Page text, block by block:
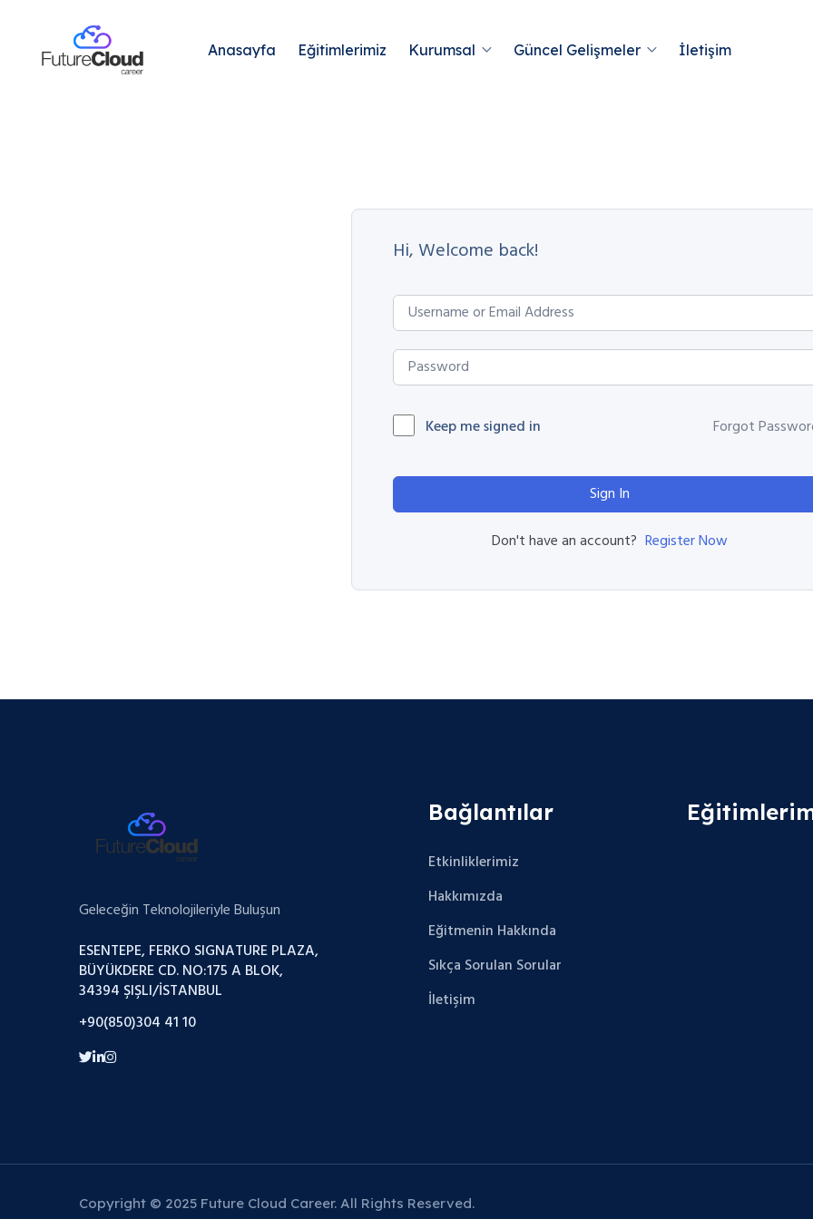
Anasayfa Eğitimlerimiz Kurumsal Güncel Gelişmeler İletişim
Hi, Welcome back!
Keep me signed in Forgot
Sign In
Don't have an account? Register Now
Geleceğin Teknolojileriyle Buluşun
ESENTEPE, FERKO SIGNATURE PLAZA,
BÜYÜKDERE CD. NO:175 A BLOK,
34394 ŞIŞLI/İSTANBUL
+90(850)304 41 10
Bağlantılar
Etkinliklerimiz
Hakkımızda
Eğitmenin Hakkında
Sıkça Sorulan Sorular
İletişim
Copyright © 2025 Future Cloud Career. All Rights Reserved.